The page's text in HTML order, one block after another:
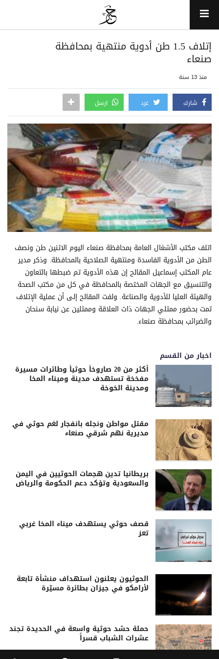
إتلاف 1.5 طن أدوية منتهية بمحافظة
صنعاء
منذ 13 سنة
شارك غرد ارسل
اتلف مكتب الأشغال العامة بمحافظة صنعاء اليوم الاثنين طن ونصف
الطن من الأدوية الفاسدة ومنتهية الصلاحية بالمحافظة. وذكر مدير
عام المكتب إسماعيل المقالح إن هذه الأدوية تم ضبطها بالتعاون
والتنسيق مع الجهات المختصة بالمحافظة في كل من مكتب الصحة
والهيئة العليا للأدوية والصناعة. ولفت المقالح إلى أن عملية الإتلاف
تمت بحضور ممثلي الجهات ذات العلاقة وممثلين عن نيابة سنحان
والضرائب بمحافظة صنعاء.
اخبار من القسم
أكثر من 20 صاروخاً حوثياً وطائرات مسيرة
مفخخة تستهدف مدينة وميناء المخا
ومدينة الخوخة
مقتل مواطن ونجله بانفجار لغم حوثي في
مديرية نهم شرقي صنعاء
بريطانيا تدين هجمات الحوثيين في اليمن
والسعودية وتؤكد دعم الحكومة والرياض
قصف حوثي يستهدف ميناء المخا غربي
تعز
الحوثيون يعلنون استهداف منشأة تابعة
لأرامكو في جيزان بطائرة مسيّرة
حملة حشد حوثية واسعة في الحديدة تجند
عشرات الشباب قسراً